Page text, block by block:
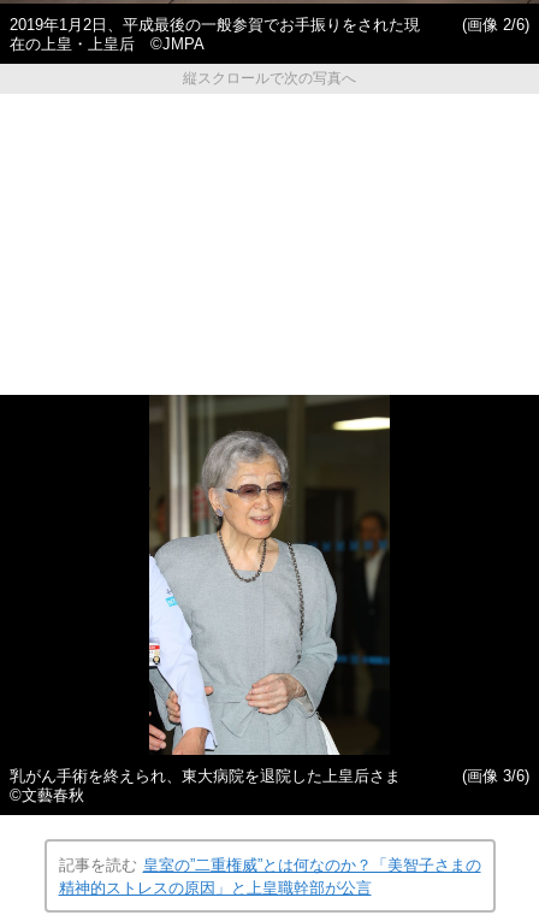
2019年1月2日、平成最後の一般参賀でお手振りをされた現
在の上皇・上皇后 ©JMPA
(画像 2/6)
縦スクロールで次の写真へ
乳がん手術を終えられ、東大病院を退院した上皇后さま
©文藝春秋
(画像 3/6)
記事を読む 皇室の”二重権威”とは何なのか？「美智子さまの
精神的ストレスの原因」と上皇職幹部が公言